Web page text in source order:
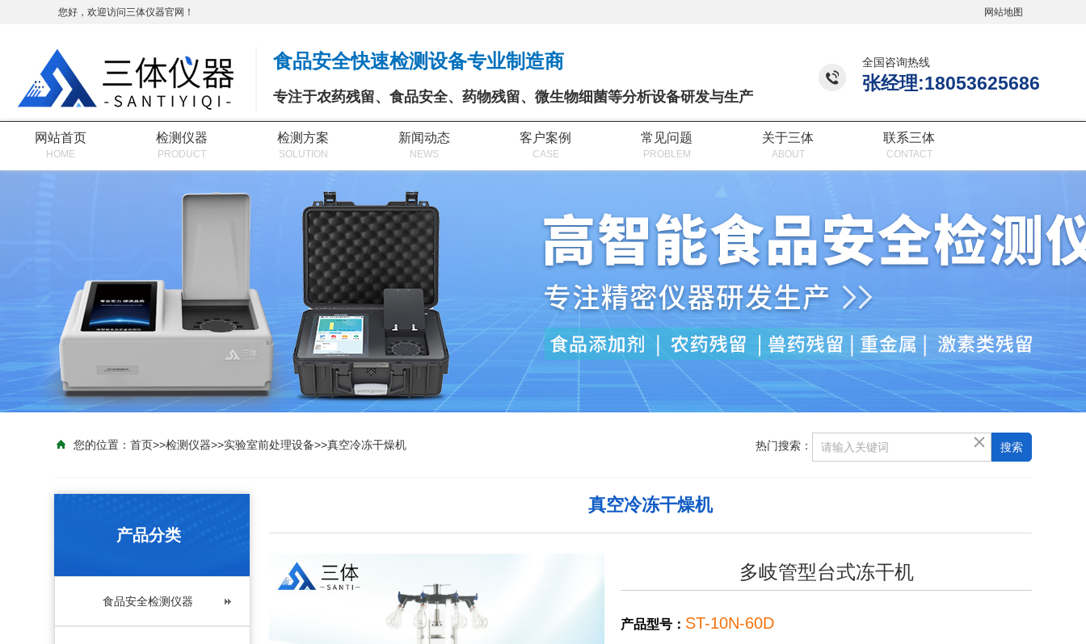
您好，欢迎访问三体仪器官网！ 网站地图
食品安全快速检测设备专业制造商
专注于农药残留、食品安全、药物残留、微生物细菌等分析设备研发与生产
全国咨询热线
张经理:18053625686
网站首页
HOME
检测仪器
PRODUCT
检测方案
SOLUTION
新闻动态
NEWS
客户案例
CASE
常见问题
PROBLEM
关于三体
ABOUT
联系三体
CONTACT
您的位置：首页>>检测仪器>>实验室前处理设备>>真空冷冻干燥机 热门搜索：
产品分类
食品安全检测仪器
真空冷冻干燥机
多岐管型台式冻干机
产品型号： ST-10N-60D